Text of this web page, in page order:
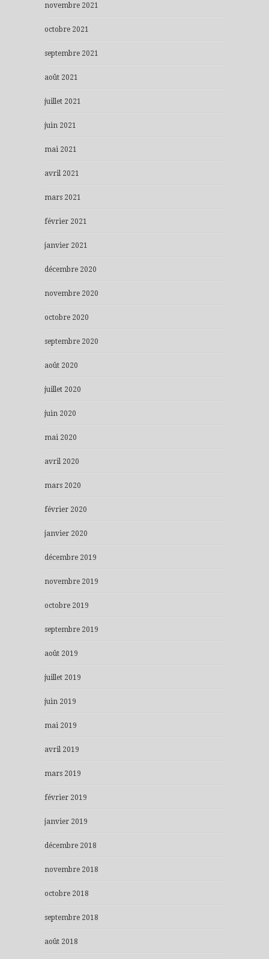
novembre 2021
octobre 2021
septembre 2021
août 2021
juillet 2021
juin 2021
mai 2021
avril 2021
mars 2021
février 2021
janvier 2021
décembre 2020
novembre 2020
octobre 2020
septembre 2020
août 2020
juillet 2020
juin 2020
mai 2020
avril 2020
mars 2020
février 2020
janvier 2020
décembre 2019
novembre 2019
octobre 2019
septembre 2019
août 2019
juillet 2019
juin 2019
mai 2019
avril 2019
mars 2019
février 2019
janvier 2019
décembre 2018
novembre 2018
octobre 2018
septembre 2018
août 2018